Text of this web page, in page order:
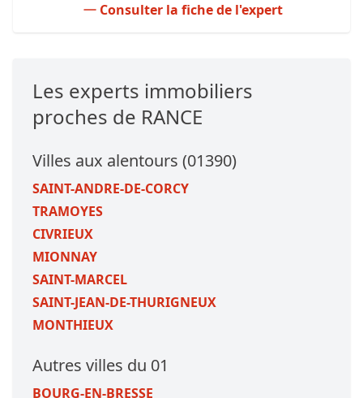
Consulter la fiche de l'expert
Les experts immobiliers
proches de RANCE
Villes aux alentours (01390)
SAINT-ANDRE-DE-CORCY
TRAMOYES
CIVRIEUX
MIONNAY
SAINT-MARCEL
SAINT-JEAN-DE-THURIGNEUX
MONTHIEUX
Autres villes du 01
BOURG-EN-BRESSE